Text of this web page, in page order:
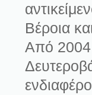
Βέροια
Από 2004